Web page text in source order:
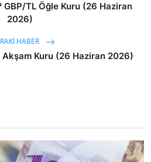
TL Öğle Kuru (26 Haziran
2026)
HABER
Akşam Kuru (26 Haziran 2026)